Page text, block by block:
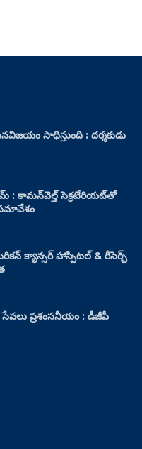
సాధిస్తుంది : దర్శకుడు
: కామన్‌వెల్త్ సెక్రటేరియట్‌తో
క్యాన్సర్ హాస్పిటల్ & రీసెర్చ్
ప్రశంసనీయం : డీజీపీ